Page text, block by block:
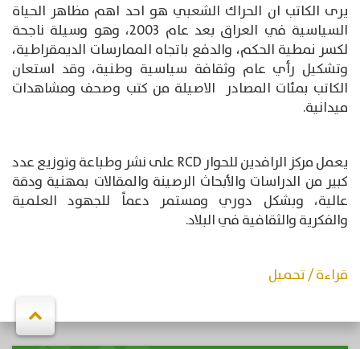
يرى الكاتب ان الحراك الشعبي هو احد اهم مظاهر الحياة
السياسية في العراق بعد عام 2003، وهو وسيلة ناجحة
لكسر نمطية الحكم، والدفع باتجاه الممارسات الديمقراطية،
وتشكيل رأي عام وثقافة سياسية وطنية، وقد استعان
الكاتب بمئات المصادر الاصيلة من كتب وصحف ومشاهدات
ميدانية.
يعمل مركز الرافدين للحوار RCD على نشر وطباعة وتوزيع عدد
كبير من الدراسات والأبحاث الرصينة والمقالات بمهنية ودقة
عالية، وبشكل دوري ومستمر دعماً للجهود العلمية
والفكرية والثقافية في البلاد.
قراءة / تحميل